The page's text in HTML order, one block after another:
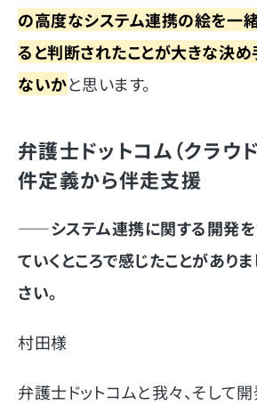
の高度なシステム連携の絵を一
ると判断されたことが大きな決
ないかと思います。
弁護士ドットコム（クラウ
件定義から伴走支援
――システム連携に関する開発
ていくところで感じたことがあり
さい。
村田様
弁護士ドットコムと我々、そして